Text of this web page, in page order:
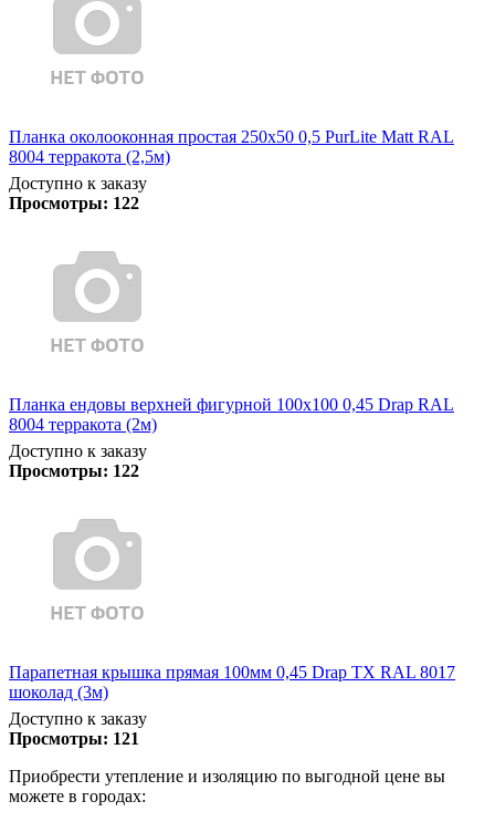
Планка околооконная простая 250х50 0,5 PurLite Matt RAL
8004 терракота (2,5м)
Доступно к заказу
Просмотры: 122
Планка ендовы верхней фигурной 100x100 0,45 Drap RAL
8004 терракота (2м)
Доступно к заказу
Просмотры: 122
Парапетная крышка прямая 100мм 0,45 Drap TX RAL 8017
шоколад (3м)
Доступно к заказу
Просмотры: 121
Приобрести утепление и изоляцию по выгодной цене вы
можете в городах: